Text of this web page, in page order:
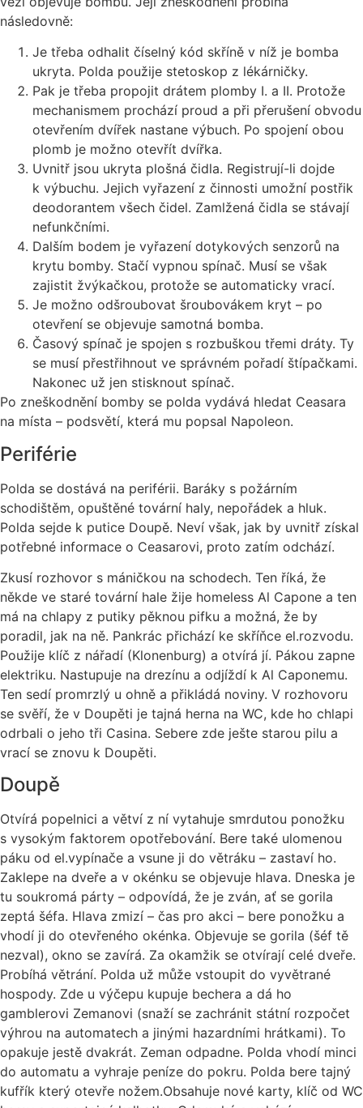
následovně:
Je třeba odhalit číselný kód skříně v níž je bomba
ukryta. Polda použije stetoskop z lékárničky.
Pak je třeba propojit drátem plomby I. a II. Protože
mechanismem prochází proud a při přerušení obvodu
otevřením dvířek nastane výbuch. Po spojení obou
plomb je možno otevřít dvířka.
Uvnitř jsou ukryta plošná čidla. Registrují-li dojde
k výbuchu. Jejich vyřazení z činnosti umožní postřik
deodorantem všech čidel. Zamlžená čidla se stávají
nefunkčními.
Dalším bodem je vyřazení dotykových senzorů na
krytu bomby. Stačí vypnou spínač. Musí se však
zajistit žvýkačkou, protože se automaticky vrací.
Je možno odšroubovat šroubovákem kryt – po
otevření se objevuje samotná bomba.
Časový spínač je spojen s rozbuškou třemi dráty. Ty
se musí přestřihnout ve správném pořadí štípačkami.
Nakonec už jen stisknout spínač.
Po zneškodnění bomby se polda vydává hledat Ceasara
na místa – podsvětí, která mu popsal Napoleon.
Periférie
Polda se dostává na periférii. Baráky s požárním
schodištěm, opuštěné tovární haly, nepořádek a hluk.
Polda sejde k putice Doupě. Neví však, jak by uvnitř získal
potřebné informace o Ceasarovi, proto zatím odchází.
Zkusí rozhovor s máničkou na schodech. Ten říká, že
někde ve staré tovární hale žije homeless Al Capone a ten
má na chlapy z putiky pěknou pifku a možná, že by
poradil, jak na ně. Pankrác přichází ke skříňce el.rozvodu.
Použije klíč z nářadí (Klonenburg) a otvírá jí. Pákou zapne
elektriku. Nastupuje na drezínu a odjíždí k Al Caponemu.
Ten sedí promrzlý u ohně a přikládá noviny. V rozhovoru
se svěří, že v Doupěti je tajná herna na WC, kde ho chlapi
odrbali o jeho tři Casina. Sebere zde ješte starou pilu a
vrací se znovu k Doupěti.
Doupě
Otvírá popelnici a větví z ní vytahuje smrdutou ponožku
s vysokým faktorem opotřebování. Bere také ulomenou
páku od el.vypínače a vsune ji do větráku – zastaví ho.
Zaklepe na dveře a v okénku se objevuje hlava. Dneska je
tu soukromá párty – odpovídá, že je zván, ať se gorila
zeptá šéfa. Hlava zmizí – čas pro akci – bere ponožku a
vhodí ji do otevřeného okénka. Objevuje se gorila (šéf tě
nezval), okno se zavírá. Za okamžik se otvírají celé dveře.
Probíhá větrání. Polda už může vstoupit do vyvětrané
hospody. Zde u výčepu kupuje bechera a dá ho
gamblerovi Zemanovi (snaží se zachránit státní rozpočet
výhrou na automatech a jinými hazardními hrátkami). To
opakuje jestě dvakrát. Zeman odpadne. Polda vhodí minci
do automatu a vyhraje peníze do pokru. Polda bere tajný
kufřík který otevře nožem.Obsahuje nové karty, klíč od WC